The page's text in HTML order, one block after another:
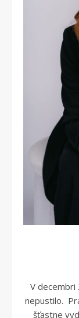
V decembri
nepustilo.
šťastne